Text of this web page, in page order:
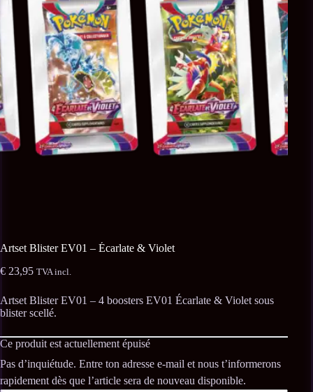
Artset Blister EV01 – Écarlate & Violet
€ 23,95 TVA incl.
Artset Blister EV01 – 4 boosters EV01 Écarlate & Violet sous
blister scellé.
Ce produit est actuellement épuisé